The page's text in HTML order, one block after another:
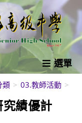
選單
類 > 03.教師活動 >
究績優計